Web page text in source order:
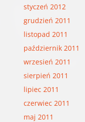
styczeń 2012
grudzień 2011
listopad 2011
październik 2011
wrzesień 2011
sierpień 2011
lipiec 2011
czerwiec 2011
maj 2011